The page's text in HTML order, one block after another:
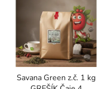
Savana Green z.č. 1 kg